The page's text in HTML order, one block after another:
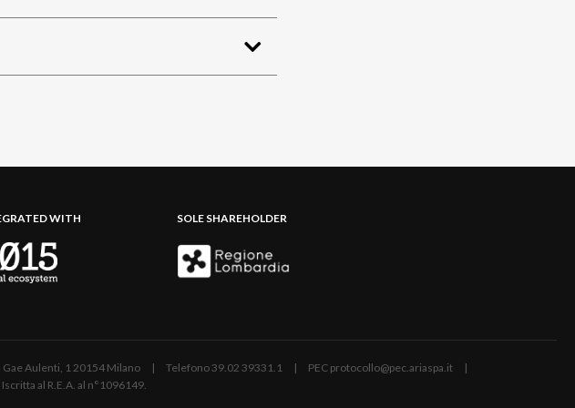
WITH SOLE SHAREHOLDER
Gae Aulenti, 1 20154 Milano | Telefono 39.02 39331.1 | PEC protocollo@pec.ariaspa.it |
al R.E.A. al n°1096149.